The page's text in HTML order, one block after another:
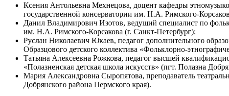
Ксения Антольевна Мехнецова, доцент кафедры
государственной консерватории им. Н.А. Римского-
Данил Владимирович Изотов, ведущий специалист по
им. Н.А. Римского-Корсакова (г. Санкт-Петербург);
Руслан Николаевич Юкаев, педагог дополнительного
Образцового детского коллектива «Фольклорно-
Татьяна Алексеевна Рожкова, педагог высшей
«Полазненская детская школа искусств» (пгт. Полазна
Мария Александровна Сыропятова, преподаватель
Добрянского района Пермского края).